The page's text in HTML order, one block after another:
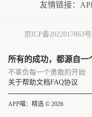
友情链接：
京ICP备2022017863
所有的成功，都源自一
不辜负每一个勇敢的开始
关于帮助文档FAQ协议
APP喵：精选 © 2026